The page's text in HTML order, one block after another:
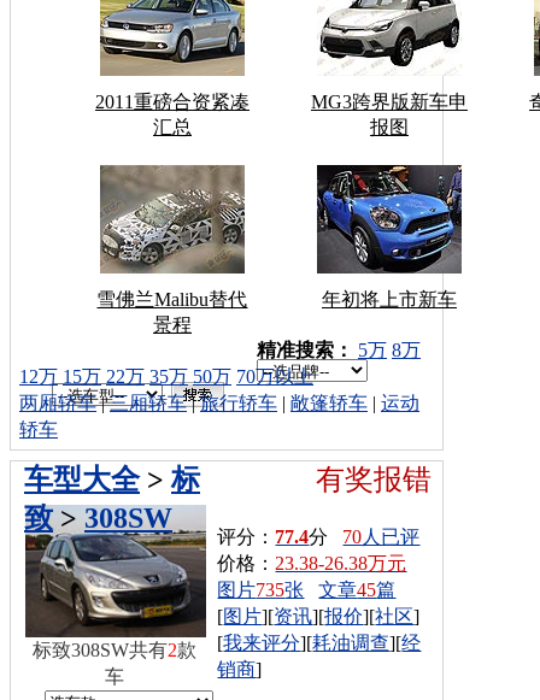
2011重磅合资紧凑
汇总
MG3跨界版新车申
报图
雪佛兰Malibu替代
景程
年初将上市新车
车型搜索：
精准搜索： 5万 8万
12万 15万 22万 35万 50万 70万以上
两厢轿车|三厢轿车|旅行轿车 | 敞篷轿车 | 运动
轿车
有奖报错
车型大全>标
致 > 308SW
评分： 77.4分 70人已评
价格： 23.38-26.38万元
图片735张 文章45篇
[图片][资讯][报价][社区]
[我来评分][耗油调查][经
销商]
标致308SW共有2款
车